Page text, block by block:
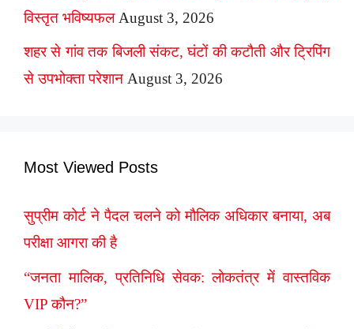
विस्तृत भविष्यफल August 3, 2026
शहर से गांव तक बिजली संकट, घंटों की कटौती और ट्रिपिंग
से उपभोक्ता परेशान August 3, 2026
Most Viewed Posts
सुप्रीम कोर्ट ने पैदल चलने को मौलिक अधिकार बनाया, अब
परीक्षा आगरा की है
“जनता मालिक, प्रतिनिधि सेवक: लोकतंत्र में वास्तविक
VIP कौन?”